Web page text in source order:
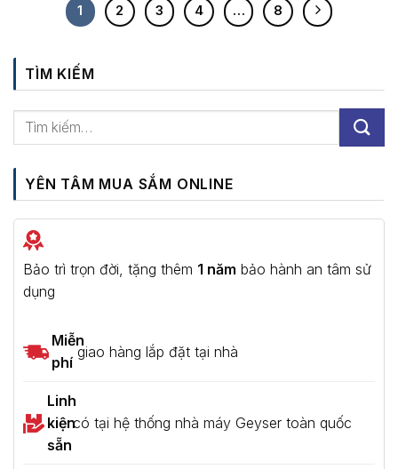
1 2 3 4 … 8
TÌM KIẾM
YÊN TÂM MUA SẮM ONLINE
Bảo trì trọn đời, tặng thêm 1 năm bảo hành an tâm sử
dụng
Miễn
phí
giao hàng lắp đặt tại nhà
Linh
kiện
sẵn
có tại hệ thống nhà máy Geyser toàn quốc